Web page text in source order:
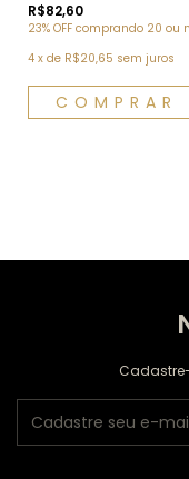
R$82,60
23% OFF comprando 20 ou
4 x de R$20,65 sem juros